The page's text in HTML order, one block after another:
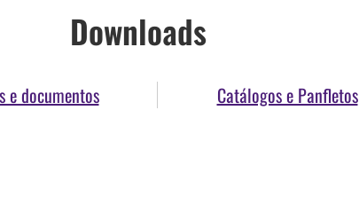
Downloads
e documentos Catálogos e Panfletos